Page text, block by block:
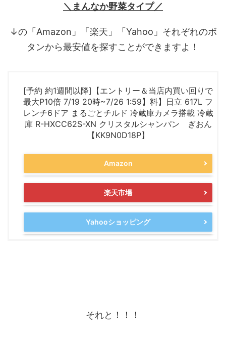
＼まんなか野菜タイプ／
↓の「Amazon」「楽天」「Yahoo」それぞれのボ
タンから最安値を探すことができますよ！
[予約 約1週間以降]【エントリー＆当店内買い回りで
最大P10倍 7/19 20時~7/26 1:59】料】日立 617L フ
レンチ6ドア まるごとチルド 冷蔵庫カメラ搭載 冷蔵
庫 R-HXCC62S-XN クリスタルシャンパン ぎおん
【KK9N0D18P】
Amazon
楽天市場
Yahooショッピング
それと！！！